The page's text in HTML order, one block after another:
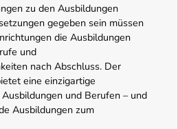
zu den Ausbildungen
gegeben sein müssen
die Ausbildungen
und
nach Abschluss. Der
eine einzigartige
und Berufen – und
Ausbildungen zum